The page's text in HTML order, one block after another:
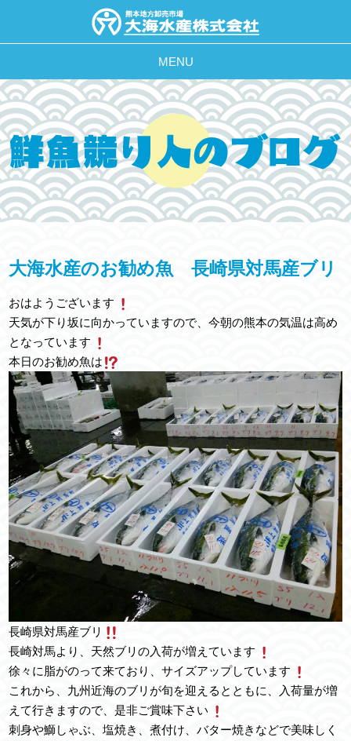
MENU
大海水産のお勧め魚 長崎県対馬産ブリ
おはようございます
天気が下り坂に向かっていますので、今朝の熊本の気温は高め
となっています
本日のお勧め魚は
長崎県対馬産ブリ
長崎対馬より、天然ブリの入荷が増えています
徐々に脂がのって来ており、サイズアップしています
これから、九州近海のブリが旬を迎えるとともに、入荷量が増
えて行きますので、是非ご賞味下さい
刺身や鰤しゃぶ、塩焼き、煮付け、バター焼きなどで美味しく